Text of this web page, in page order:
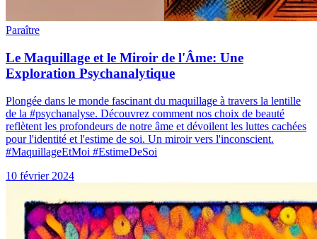
Paraître
Le Maquillage et le Miroir de l'Âme: Une
Exploration Psychanalytique
Plongée dans le monde fascinant du maquillage à travers la lentille
de la #psychanalyse. Découvrez comment nos choix de beauté
reflètent les profondeurs de notre âme et dévoilent les luttes cachées
pour l'identité et l'estime de soi. Un miroir vers l'inconscient.
#MaquillageEtMoi #EstimeDeSoi
10 février 2024